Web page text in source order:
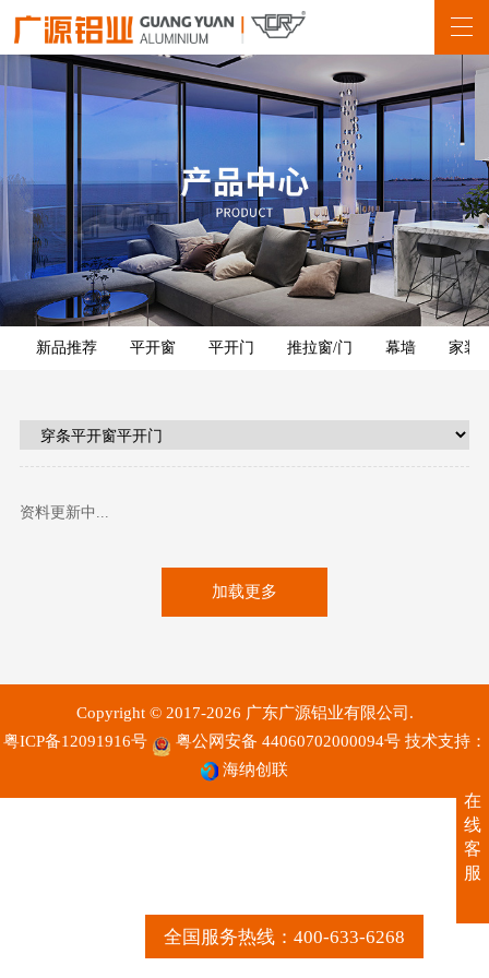
全国服务热线：400-633-6268
新品推荐 平开窗 平开门 推拉窗/门 幕墙 家装
资料更新中...
加载更多
Copyright © 2017-2026 广东广源铝业有限公司.
粤ICP备12091916号
粤公网安备 44060702000094号 技术支持：
海纳创联
在
线
客
服